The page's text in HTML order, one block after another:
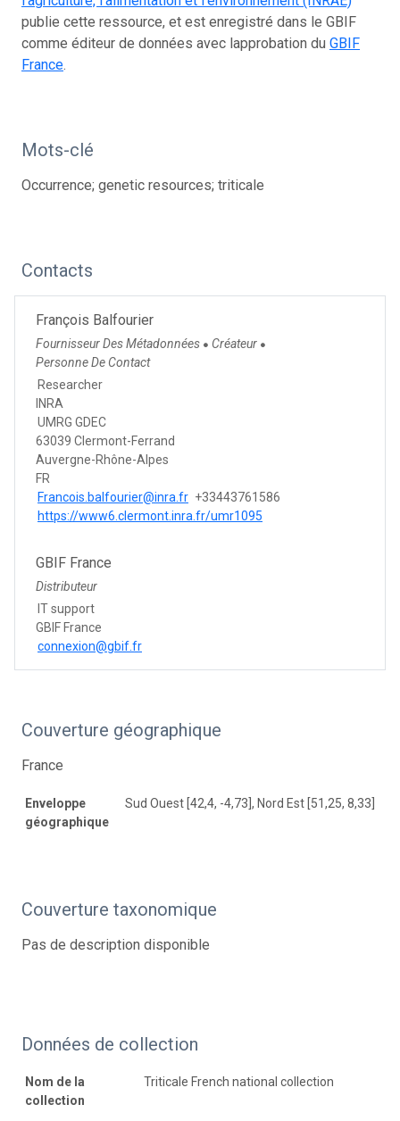
publie cette ressource, et est enregistré dans le GBIF
comme éditeur de données avec lapprobation du GBIF
France.
Mots-clé
Occurrence; genetic resources; triticale
Contacts
François Balfourier
Fournisseur Des Métadonnées ● Créateur ●
Personne De Contact
Researcher
INRA
UMRG GDEC
63039 Clermont-Ferrand
Auvergne-Rhône-Alpes
FR
Francois.balfourier@inra.fr +33443761586
https://www6.clermont.inra.fr/umr1095
GBIF France
Distributeur
IT support
GBIF France
connexion@gbif.fr
Couverture géographique
France
Enveloppe
géographique
Sud Ouest [42,4, -4,73], Nord Est [51,25, 8,33]
Couverture taxonomique
Pas de description disponible
Données de collection
Nom de la
collection
Triticale French national collection